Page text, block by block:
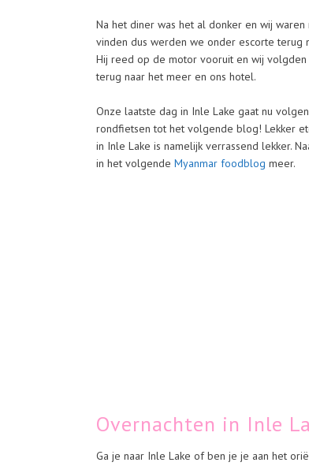
Na het diner was het al donker en wij
vinden dus werden we onder escorte terug
Hij reed op de motor vooruit en wij
terug naar het meer en ons hotel.
Onze laatste dag in Inle Lake gaat nu
rondfietsen tot het volgende blog! Lekker
in Inle Lake is namelijk verrassend lekker.
in het volgende Myanmar foodblog meer.
Overnachten in Inle
Ga je naar Inle Lake of ben je je aan het